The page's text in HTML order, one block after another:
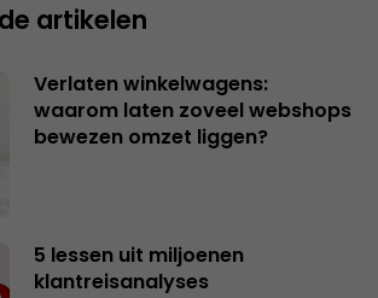
artikelen
Verlaten winkelwagens:
waarom laten zoveel webshops
bewezen omzet liggen?
5 lessen uit miljoenen
klantreisanalyses